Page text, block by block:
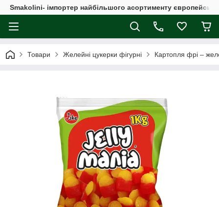
Smakolini- імпортер найбільшого асортименту
Товари Желейні цукерки фігурні Картопля фрі –